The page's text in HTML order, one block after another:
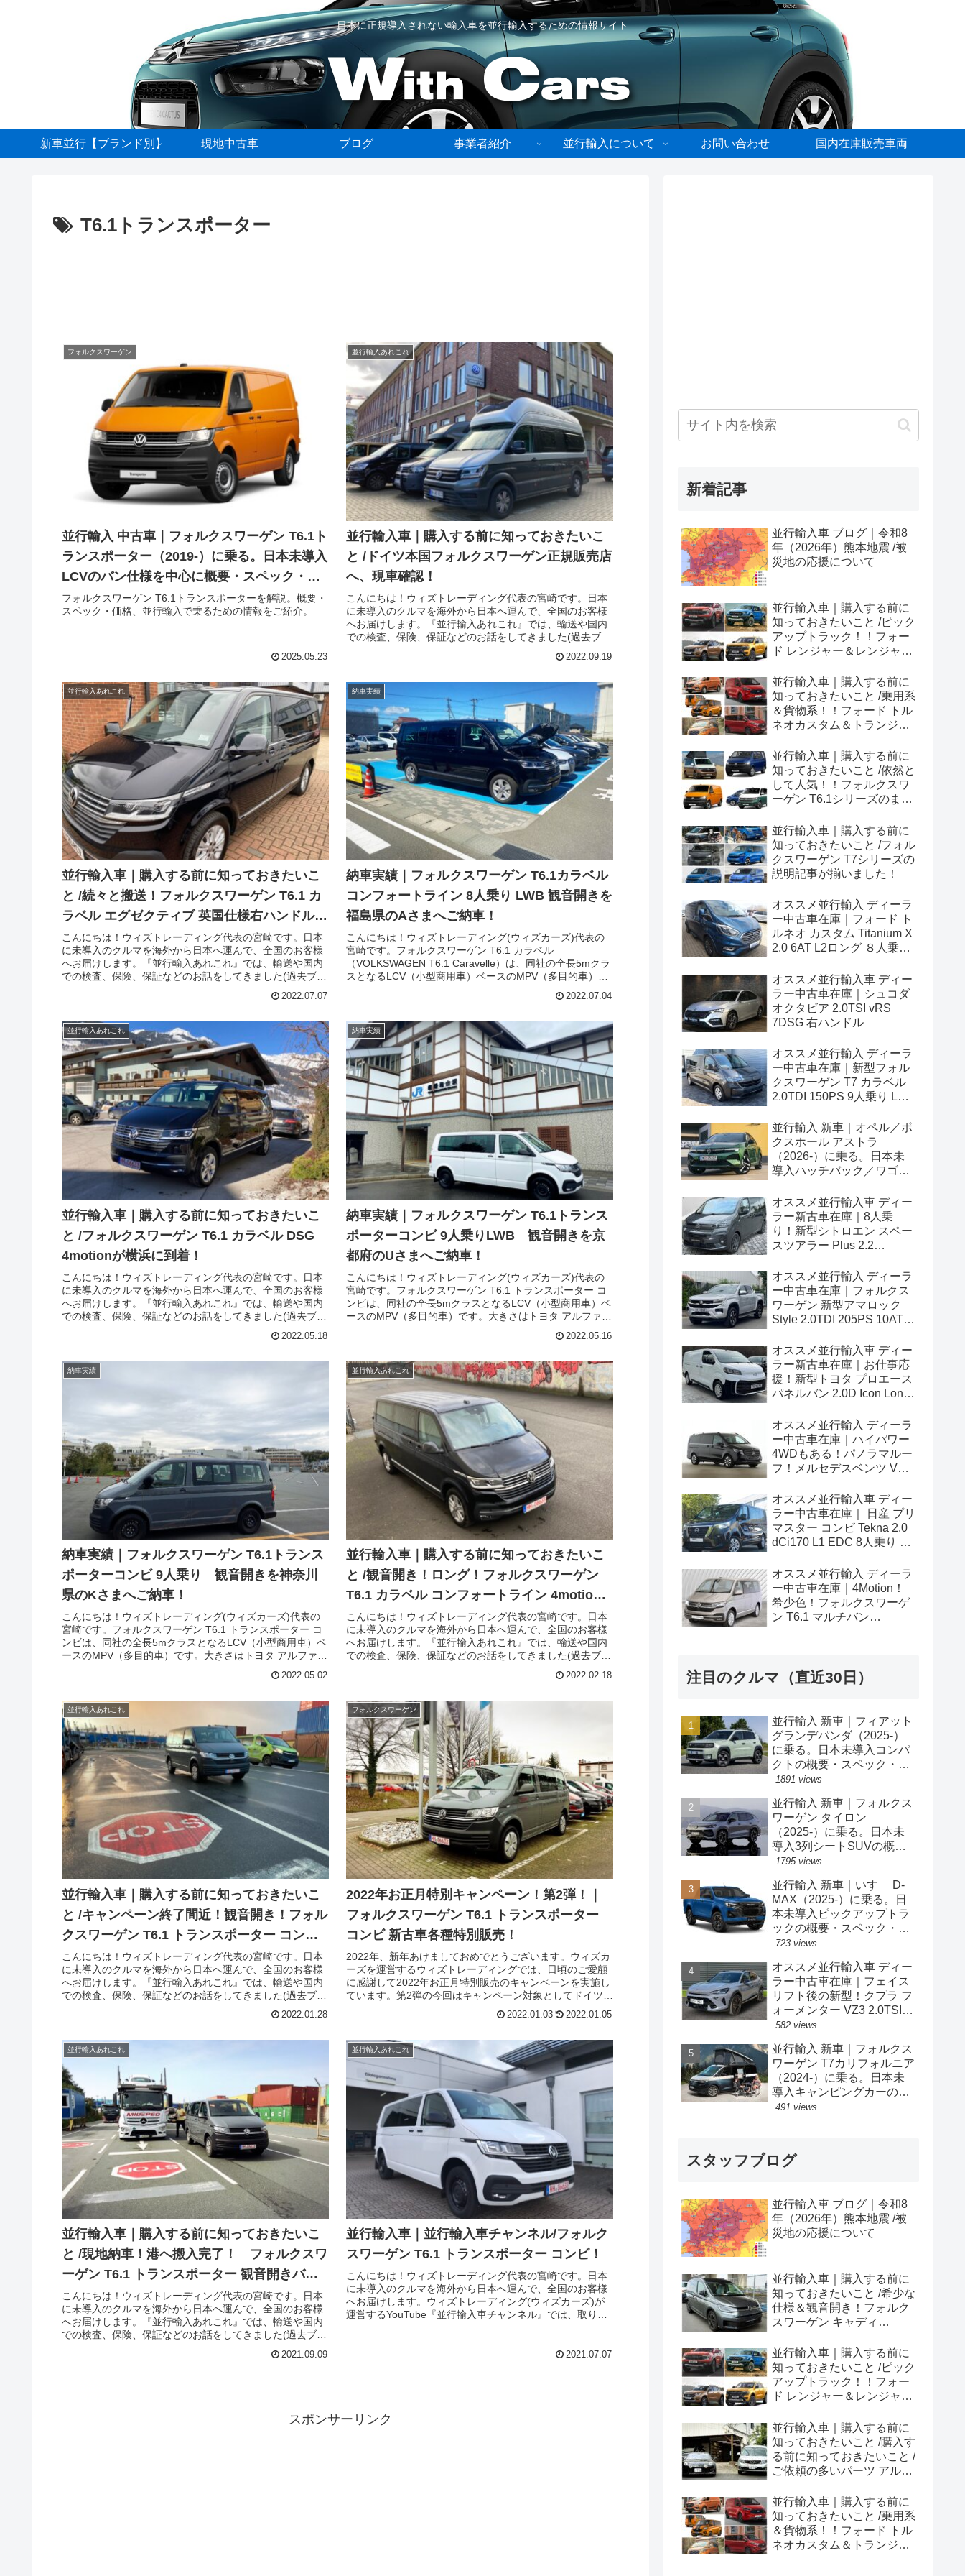
日本に正規導入されない輸入車を並行輸入するための情報サイト
新車並行【ブランド別】 現地中古車 ブログ 事業者紹介 並行輸入について お問い合わせ 国内在庫販売車両
T6.1トランスポーター
フォルクスワーゲン
並行輸入 中古車｜フォルクスワーゲン T6.1ト
ランスポーター（2019-）に乗る。日本未導入
LCVのバン仕様を中心に概要・スペック・価
格の情報。
フォルクスワーゲン T6.1トランスポーターを解説。概要・
スペック・価格、並行輸入で乗るための情報をご紹介。
2025.05.23
並行輸入あれこれ
並行輸入車｜購入する前に知っておきたいこ
と /ドイツ本国フォルクスワーゲン正規販売店
へ、現車確認！
こんにちは！ウィズトレーディング代表の宮崎です。日本
に未導入のクルマを海外から日本へ運んで、全国のお客様
へお届けします。『並行輸入あれこれ』では、輸送や国内
での検査、保険、保証などのお話をしてきました(過去ブロ
こと /ドイツ本国フォルクスワーゲン正規販売店へ、現車確
ズ)では、国内未発売のクルマ、国内販売車両の欧州仕様、
国内未発売のアクセサリーオプションなど様々なご依頼を
いただきます。個人のお客さま、完成車メーカー、部品メ
ーカー、ショップさまと、ご依頼内容は多岐に渡ります。
様々なご要望にお応えするには、やはり海外の現地サプラ
イヤーやディーラースタッフの協力が必要です。時には、
中々入手が出来ないデータやドキュメントを出してもらわ
ねばならない事もあります。その為、定期的に欧州の各ブ
ランドのディーラーへ訪問し、関係構築や新情報を仕入れ
る事に努めております。伺ったのは、フォルクスワーゲン
正規ディーラーです。乗用車系のディーラーと貨物系のデ
ィーラーは系列が別れており、扱い車種が異なります。今
回は、コマーシャルビークル(商用車)のラインナップであ
る新型キャディの確認の為、貨物系のコマーシャルショッ
プに訪問です。
2022.09.19
並行輸入あれこれ
並行輸入車｜購入する前に知っておきたいこ
と /続々と搬送！フォルクスワーゲン T6.1 カ
ラベル エグゼクティブ 英国仕様右ハンドルが
現地サプライヤーへ到着！
こんにちは！ウィズトレーディング代表の宮崎です。日本
に未導入のクルマを海外から日本へ運んで、全国のお客様
へお届けします。『並行輸入あれこれ』では、輸送や国内
での検査、保険、保証などのお話をしてきました(過去ブロ
グ参照)。今回は並行輸入車｜購入する前に知っておきたい
こと /続々と搬送！フォルクスワーゲン T6.1 カラベル エグ
着！の単独ブログです。T7マルチバンと併売中のT6.1、英
国仕様右ハンドルの最上級グレードであるカラベルのエグ
ゼクティブが弊社取引サプライヤーに納車されました。間
もなく、横浜へ向けての手続きとなります。都内にお住い
のYさま、SWBの最上級グレードをお探しされていまし
た。T6.1は、ほぼ全てのタイプの導入実績のあるウィズト
レーディング(ウィズカーズ)が安心お得と、ご依頼くださ
いました！
2022.07.07
納車実績
納車実績｜フォルクスワーゲン T6.1カラベル
コンフォートライン 8人乗り LWB 観音開きを
福島県のAさまへご納車！
こんにちは！ウィズトレーディング(ウィズカーズ)代表の
宮崎です。フォルクスワーゲン T6.1 カラベル
（VOLKSWAGEN T6.1 Caravelle）は、同社の全長5mクラ
スとなるLCV（小型商用車）ベースのMPV（多目的車）。
大きさはトヨタ アルファード/ヴェルファイアより全体的に
やや大きく、トヨタ グランエースに近いサイズです。2019
ユニットがアップデートされました。これに合わせて名称
も「T6」から「T6.1」に変更、現在は新型T7マルチバンと
併売となっています。梅雨明けの晴天、福島県のAさまへ
ご納車させていただきました。カラベルでは珍しいオース
トリア仕様の観音開きバックドア、LWB(ロングホイールベ
ース)、4Motionにディープブラックがキレイなクルマで
す。家族でのレジャーに大活躍予定です。今後のメンテナ
ンス、パーツなどシッカリとフォローさせていただきま
す！楽しんでくださいませ。
2022.07.04
並行輸入あれこれ
並行輸入車｜購入する前に知っておきたいこ
と /フォルクスワーゲン T6.1 カラベル DSG
4motionが横浜に到着！
こんにちは！ウィズトレーディング代表の宮崎です。日本
に未導入のクルマを海外から日本へ運んで、全国のお客様
へお届けします。『並行輸入あれこれ』では、輸送や国内
での検査、保険、保証などのお話をしてきました(過去ブロ
こと /フォルクスワーゲン T6.1 カラベル DSG 4motionが横
カラベル（VOLKSWAGEN T6.1 Caravelle）は、同社の全
長5mクラスとなるLCV（小型商用車）ベースのMPV（多目
全体的にやや大きく、先日発表されたトヨタ グランエース
に近いサイズです。2019年にフェイスリフトされたモデル
で、内外装およびパワーユニットがアップデートされまし
た。これに合わせて名称も「T6」から「T6.1」に変更、現
在は新型T7マルチバンと併売となっています。福島県のA
さまご依頼のカラベル、このグレードでは珍しい観音開き
バックドアとLWB(ロングホイールベース)、4Motionにディ
ープブラックがキレイな仕様です。横浜に到着し、通関と
引き取りをしてまいりました！
2022.05.18
納車実績
納車実績｜フォルクスワーゲン T6.1トランス
ポーターコンビ 9人乗りLWB 観音開きを京
都府のUさまへご納車！
こんにちは！ウィズトレーディング(ウィズカーズ)代表の
宮崎です。フォルクスワーゲン T6.1 トランスポーター コ
ンビは、同社の全長5mクラスとなるLCV（小型商用車）ベ
ースのMPV（多目的車）です。大きさはトヨタ アルファー
エースに近いサイズです。現在販売されているのは、2019
ユニットがアップデートされました。これに合わせて名称
も「T6」から「T6.1」に変更されています。T7マルチバン
と、T6.1シリーズの併売は並行輸入車でも人気の仕様で
す。ご依頼者は、京都府のUさま、拘りはLWB(ロングホイ
ールベース、5,304㎜)に観音開き式バックドア、9人乗りで
す。ドイツ本国でのフォルクスワーゲン社用車仕様の為に
カラーバンパー、カープレイオーディオ、ブラックホイー
ル、プライバシーガラス、フォグランプ、スマートフォン
充電、オートライト等々コンビには珍しいアイテムが装着
された個体を見つけました。更には部品を頼んでの左側ス
ライド窓を装着と、レアな一台です。ご家族皆さまで楽し
んでくださいませ！
2022.05.16
納車実績
納車実績｜フォルクスワーゲン T6.1トランス
ポーターコンビ 9人乗り 観音開きを神奈川
県のKさまへご納車！
こんにちは！ウィズトレーディング(ウィズカーズ)代表の
宮崎です。フォルクスワーゲン T6.1 トランスポーター コ
ンビは、同社の全長5mクラスとなるLCV（小型商用車）ベ
ースのMPV（多目的車）です。大きさはトヨタ アルファー
ド/ヴェルファイアより全体的にやや大きく、トヨタ グラン
エースに近いサイズです。現在販売されているのは、2019
ユニットがアップデートされました。これに合わせて名称
も「T6」から「T6.1」に変更されています。T7マルチバン
と、T6.1シリーズの併売は並行輸入車でも人気の仕様で
す。ご依頼者は、地元神奈川県のKさま、もっぱら奥様専
用車としての購入です。とは言え、ご主人さまの頭の中
は、あれこれとチューンでイッパイです。色々と楽しんで
くださいませ！
2022.05.02
並行輸入あれこれ
並行輸入車｜購入する前に知っておきたいこ
と /観音開き！ロング！フォルクスワーゲン
T6.1 カラベル コンフォートライン 4motion
7DSGが現地納車されました！！
こんにちは！ウィズトレーディング代表の宮崎です。日本
に未導入のクルマを海外から日本へ運んで、全国のお客様
へお届けします。『並行輸入あれこれ』では、輸送や国内
での検査、保険、保証などのお話をしてきました(過去ブロ
グ参照)。今回は並行輸入車｜購入する前に知っておきたい
こと /観音開き！ロング！フォルクスワーゲン T6.1 カラベ
た！！の単独ブログです。フォルクスワーゲン T6.1 カラ
ベル（VOLKSWAGEN T6.1 Caravelle）は、同社の全長5m
クラスとなるLCV（小型商用車）ベースのMPV（多目的
車）。大きさはトヨタ アルファード/ヴェルファイアより全
体的にやや大きく、先日発表されたトヨタ グランエースに
近いサイズです。2019年にフェイスリフトされたモデル
で、内外装およびパワーユニットがアップデートされまし
た。これに合わせて名称も「T6」から「T6.1」に変更、現
在は新型T7マルチバンと併売となっています。ご依頼され
たのは、福島県のAさま、拘りはカラベルでは珍しい観音
開きバックドアとLWB(ロングホイールベース)、ディープ
ブラックがキレイな仕様です。これより、港への回送と輸
出手続きを行います。
2022.02.18
並行輸入あれこれ
並行輸入車｜購入する前に知っておきたいこ
と /キャンペーン終了間近！観音開き！フォル
クスワーゲン T6.1 トランスポーター コンビ
が横浜へ向けて出港です！！
こんにちは！ウィズトレーディング代表の宮崎です。日本
に未導入のクルマを海外から日本へ運んで、全国のお客様
へお届けします。『並行輸入あれこれ』では、輸送や国内
での検査、保険、保証などのお話をしてきました(過去ブロ
グ参照)。今回は並行輸入車｜購入する前に知っておきたい
こと /キャンペーン終了間近！観音開き！フォルクスワーゲ
す！！の単独ブログです。フォルクスワーゲン T6.1 トラ
ンスポーター コンビは、同社の全長5mクラスとなる
LCV（小型商用車）と、それをベースとしたMPV（多目的
車）の丁度中間に位置する貨客混在のカテゴリーで日本で
登録する際には乗用ナンバーにはなるものの、欧州特有の
カテゴリーとなります。大きさはトヨタ アルファード/ヴェ
ルファイアより全体的にやや大きく、トヨタ グランエース
に近いサイズです。現在販売されているのは、2019年にフ
ェイスリフトされたモデルで、内外装およびパワーユニッ
トがアップデートされました。これに合わせて名称も
「T6」から「T6.1」に変更されています。また、既に新型
のT7が発売になっていますが、トランスポーターバン(貨物
系)とカリフォルニア(キャンピングカー)を除く、乗用系の
みの変更となっています。現段階では、今回のコンビやバ
ン、カリフォルニアはモデルチェンジはないとアナウンス
されています。ウィズトレーディング(ウィズカーズ)で
は、本年お正月キャンペーン第二弾としてT6.1トランスポ
ーター コンビの各仕様の特別販売を受付しております。既
に多くのご依頼を頂きました。1月31日までのキャンペー
ンエントリーお待ちしております！ご依頼されたのは、神
奈川県のKさま、メインで使われる奥さまと一緒に納車前
の現車を確認しにお越しくださいました。数少ない観音開
きとスチールグレー、希少な為に探すのに苦労しました
2022.01.28
フォルクスワーゲン
2022年お正月特別キャンペーン！第2弾！｜
フォルクスワーゲン T6.1 トランスポーター
コンビ 新古車各種特別販売！
2022年、新年あけましておめでとうございます。ウィズカ
ーズを運営するウィズトレーディングでは、日頃のご愛顧
に感謝して2022年お正月特別販売のキャンペーンを実施し
ています。第2弾の今回はキャンペーン対象としてドイツ本
国仕様のフォルクスワーゲン T6.1 トランスポーター コン
ビの各仕様を特別価格にてご奉仕させていただきます。
2022.01.03 2022.01.05
並行輸入あれこれ
並行輸入車｜購入する前に知っておきたいこ
と /現地納車！港へ搬入完了！ フォルクスワ
ーゲン T6.1 トランスポーター 観音開きバッ
クドア！
こんにちは！ウィズトレーディング代表の宮崎です。日本
に未導入のクルマを海外から日本へ運んで、全国のお客様
へお届けします。『並行輸入あれこれ』では、輸送や国内
での検査、保険、保証などのお話をしてきました(過去ブロ
ワーゲン T6.1 トランスポーター 観音開きバックドア！の
ホイールベース)と用意、レジャーからお仕事まで活躍可能
なクルマです。現地で納車されて、ブレーマーハーフェン
2021.09.09
並行輸入あれこれ
並行輸入車｜並行輸入車チャンネル/フォルク
スワーゲン T6.1 トランスポーター コンビ！
こんにちは！ウィズトレーディング代表の宮崎です。日本
に未導入のクルマを海外から日本へ運んで、全国のお客様
へお届けします。ウィズトレーディング(ウィズカーズ)が
運営するYouTube『並行輸入車チャンネル』では、取り扱
コンビ （VOLKSWAGEN T6.1 Transporter Kombi）です。
作成しております。宜しければご覧ください。
2021.07.07
スポンサーリンク
新着記事
並行輸入車 ブログ｜令和8
年（2026年）熊本地震 /被
災地の応援について
並行輸入車｜購入する前に
知っておきたいこと /ピック
アップトラック！！フォー
ド レンジャー＆レンジャー
め！
並行輸入車｜購入する前に
知っておきたいこと /乗用系
＆貨物系！！フォード トル
ネオカスタム＆トランジッ
め！
並行輸入車｜購入する前に
知っておきたいこと /依然と
して人気！！フォルクスワ
ーゲン T6.1シリーズのまと
並行輸入車｜購入する前に
知っておきたいこと /フォル
クスワーゲン T7シリーズの
説明記事が揃いました！
オススメ並行輸入 ディーラ
ー中古車在庫｜フォード ト
ルネオ カスタム Titanium X
2.0 6AT L2ロング ８人乗り
オススメ並行輸入車 ディー
ラー中古車在庫｜シュコダ
オクタビア 2.0TSI vRS
7DSG 右ハンドル
オススメ並行輸入 ディーラ
ー中古車在庫｜新型フォル
クスワーゲン T7 カラベル
2.0TDI 150PS 9人乗り LWB
並行輸入 新車｜オペル／ボ
クスホール アストラ
（2026-）に乗る。日本未
導入ハッチバック／ワゴン
情報。
オススメ並行輸入車 ディー
ラー新古車在庫｜8人乗
り！新型シトロエン スペー
スツアラー Plus 2.2
ドル
オススメ並行輸入 ディーラ
ー中古車在庫｜フォルクス
ワーゲン 新型アマロック
Style 2.0TDI 205PS 10AT
オススメ並行輸入車 ディー
ラー新古車在庫｜お仕事応
援！新型トヨタ プロエース
パネルバン 2.0D Icon Long
オススメ並行輸入 ディーラ
ー中古車在庫｜ハイパワー
4WDもある！パノラマルー
フ！メルセデスベンツ Vク
ロング 4Matic 9G-Tronic 左
ハンドル
オススメ並行輸入車 ディー
ラー中古車在庫｜ 日産 プリ
マスター コンビ Tekna 2.0
dCi170 L1 EDC 8人乗り 左
オススメ並行輸入 ディーラ
ー中古車在庫｜4Motion！
希少色！フォルクスワーゲ
ン T6.1 マルチバン
注目のクルマ（直近30日）
並行輸入 新車｜フィアット
グランデパンダ（2025-）
に乗る。日本未導入コンパ
クトの概要・スペック・価
格の情報。
1891 views
並行輸入 新車｜フォルクス
ワーゲン タイロン
（2025-）に乗る。日本未
導入3列シートSUVの概
要・スペック・価格の情
1795 views
並行輸入 新車｜いすゞ D-
MAX（2025-）に乗る。日
本未導入ピックアップトラ
ックの概要・スペック・価
格の情報。
723 views
オススメ並行輸入車 ディー
ラー中古車在庫｜フェイス
リフト後の新型！クプラ フ
ォーメンター VZ3 2.0TSI
333PS 4Drive 7DSG 右ハン
582 views
並行輸入 新車｜フォルクス
ワーゲン T7カリフォルニア
（2024-）に乗る。日本未
導入キャンピングカーの概
要・スペック・価格の情
491 views
スタッフブログ
並行輸入車 ブログ｜令和8
年（2026年）熊本地震 /被
災地の応援について
並行輸入車｜購入する前に
知っておきたいこと /希少な
仕様＆観音開き！フォルク
スワーゲン キャディ
並行輸入車｜購入する前に
知っておきたいこと /ピック
アップトラック！！フォー
ド レンジャー＆レンジャー
め！
並行輸入車｜購入する前に
知っておきたいこと /購入す
る前に知っておきたいこと /
ご依頼の多いパーツ アルピ
やカスタム・チューニング
パーツも何とかなる！②
並行輸入車｜購入する前に
知っておきたいこと /乗用系
＆貨物系！！フォード トル
ネオカスタム＆トランジッ